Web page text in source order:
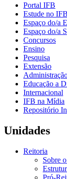
Portal IFB
Estude no IFB
Espaço do/a
Espaço do/a
Concursos
Ensino
Pesquisa
Extensão
Educação a
Internacional
IFB na Mídia
Repositório
Unidades
Reitoria
Sobre
Pró-